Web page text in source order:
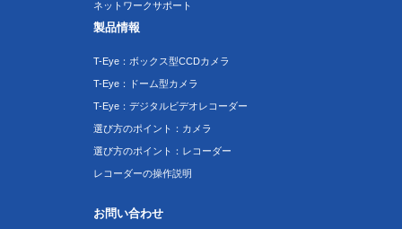
ネットワークサポート
製品情報
T-Eye：ボックス型CCDカメラ
T-Eye：ドーム型カメラ
T-Eye：デジタルビデオレコーダー
選び方のポイント：カメラ
選び方のポイント：レコーダー
レコーダーの操作説明
お問い合わせ